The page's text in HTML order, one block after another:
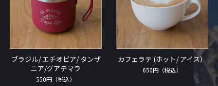
ブラジル/ エチオピア/ タンザ
ニア/グアテマラ
550円（税込）
カフェラテ (ホット/ アイス）
650円（税込）